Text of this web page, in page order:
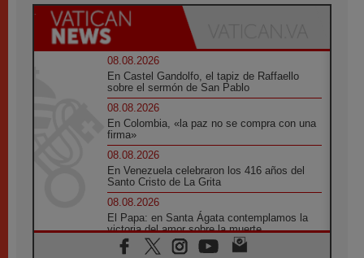
08.08.2026
En Castel Gandolfo, el tapiz de Raffaello
sobre el sermón de San Pablo
08.08.2026
En Colombia, «la paz no se compra con una
firma»
08.08.2026
En Venezuela celebraron los 416 años del
Santo Cristo de La Grita
08.08.2026
El Papa: en Santa Ágata contemplamos la
victoria del amor sobre la muerte
08.08.2026